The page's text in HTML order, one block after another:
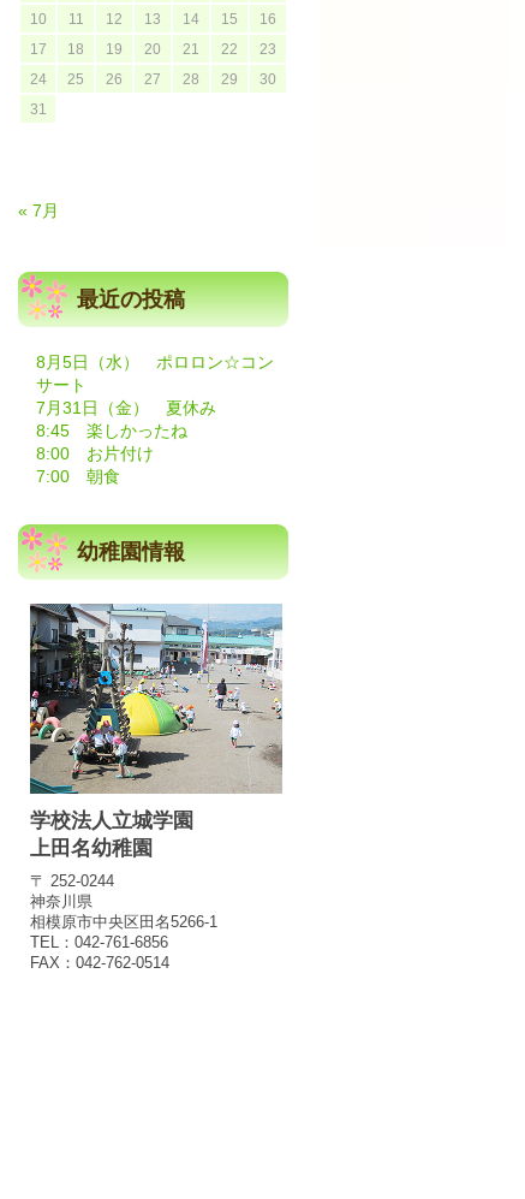
10
11 12 13 14 15
16
17
18 19 20 21 22
23
24
25 26 27 28 29
30
31
« 7月
最近の投稿
8月5日（水） ポロロン☆コン
サート
7月31日（金） 夏休み
8:45 楽しかったね
8:00 お片付け
7:00 朝食
幼稚園情報
学校法人立城学園
上田名幼稚園
〒 252-0244
神奈川県
相模原市中央区田名5266-1
TEL：042-761-6856
FAX：042-762-0514